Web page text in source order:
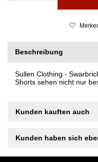
Beschreibung
Sullen Clothing -
Shorts sehen nicht nur
Kunden kauften auch
Kunden haben sich